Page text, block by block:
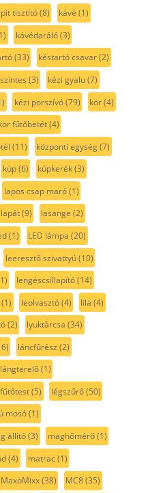
tisztító(8) kávé (1)
kávédaráló(3)
(33) késtartó csavar(2)
(3) kézi gyalu(7)
kézi porszívó(79) kör(4)
fűtőbetét(4)
(11) központi egység(7)
kúp(6) kúpkerék(3)
lapos csap maró(1)
lapát(9) lasange (2)
(1) LED lámpa (20)
leeresztő szivattyú(10)
lengéscsillapító(14)
(1) leolvasztó(4) lila (4)
(2) lyuktárcsa (34)
láncfűrész (2)
lángterelő(1)
(5) légszűrő(50)
mosó(1)
állító(3) maghőmérő(1)
(4) matrac(1)
MaxoMixx(38) MC8(35)